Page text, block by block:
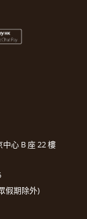
心 B 座 22 樓
假期除外)